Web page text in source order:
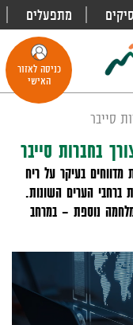
מתפעלים
כניסה לאזור
האישי
סייבר
בחברות סייבר
בעיקר על ריח
ברחבי הערים השונות.
נוספת - במרחב